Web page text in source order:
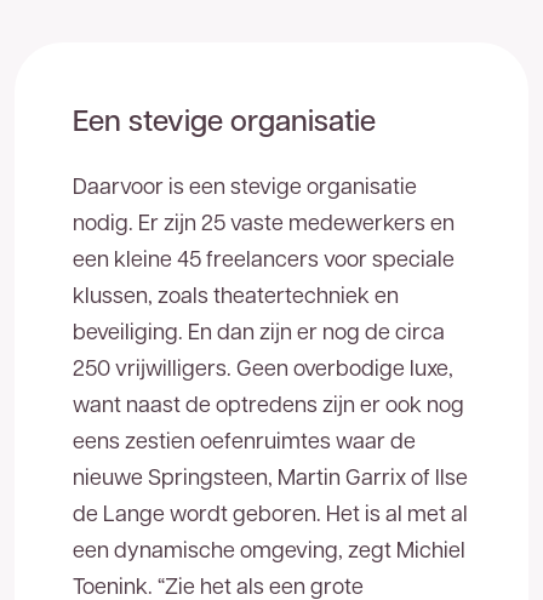
Een stevige organisatie
Daarvoor is een stevige organisatie
nodig. Er zijn 25 vaste medewerkers en
een kleine 45 freelancers voor speciale
klussen, zoals theatertechniek en
beveiliging. En dan zijn er nog de circa
250 vrijwilligers. Geen overbodige luxe,
want naast de optredens zijn er ook nog
eens zestien oefenruimtes waar de
nieuwe Springsteen, Martin Garrix of Ilse
de Lange wordt geboren. Het is al met al
een dynamische omgeving, zegt Michiel
Toenink. “Zie het als een grote
gegevens in en wij nemen zo spoedig mogelijk
via053 - 711 41 00.
Voor- en achternaam
Bedrijfsnaam
Telefoonnummer
E-mailadres